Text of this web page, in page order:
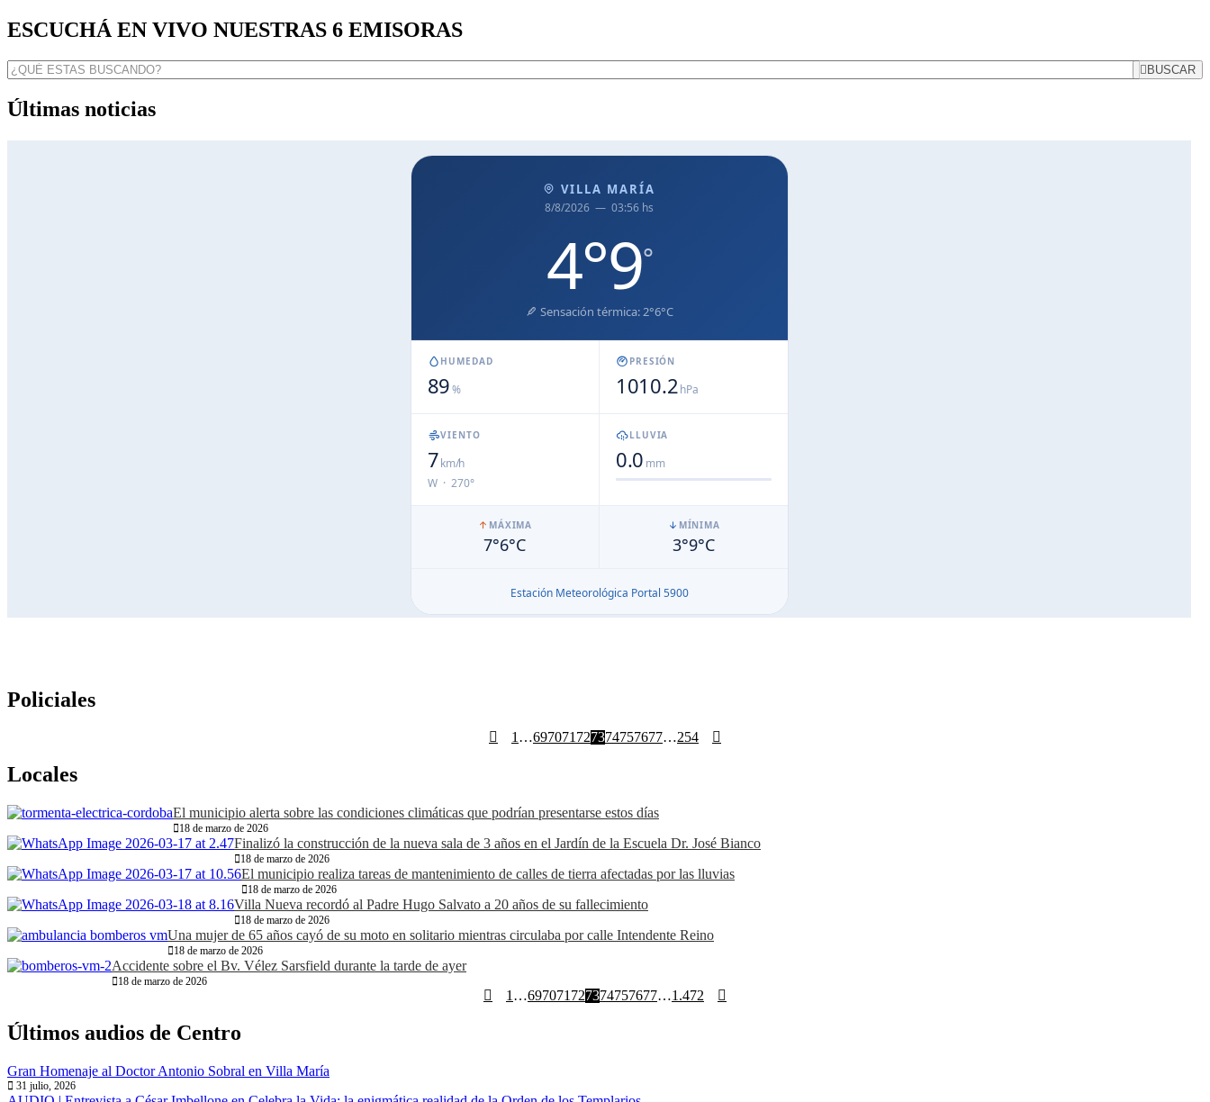
ESCUCHÁ EN VIVO NUESTRAS 6 EMISORAS
BUSCAR
Últimas noticias
Policiales
1…697071727374757677…254
Locales
El municipio alerta sobre las condiciones climáticas que podrían presentarse estos días
18 de marzo de 2026
Finalizó la construcción de la nueva sala de 3 años en el Jardín de la Escuela Dr. José Bianco
18 de marzo de 2026
El municipio realiza tareas de mantenimiento de calles de tierra afectadas por las lluvias
18 de marzo de 2026
Villa Nueva recordó al Padre Hugo Salvato a 20 años de su fallecimiento
18 de marzo de 2026
Una mujer de 65 años cayó de su moto en solitario mientras circulaba por calle Intendente Reino
18 de marzo de 2026
Accidente sobre el Bv. Vélez Sarsfield durante la tarde de ayer
18 de marzo de 2026
1 …697071 727374757677…1.472
Últimos audios de Centro
Gran Homenaje al Doctor Antonio Sobral en Villa María
31 julio, 2026